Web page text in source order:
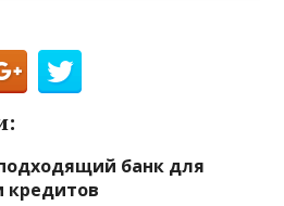
банк для
кредитов